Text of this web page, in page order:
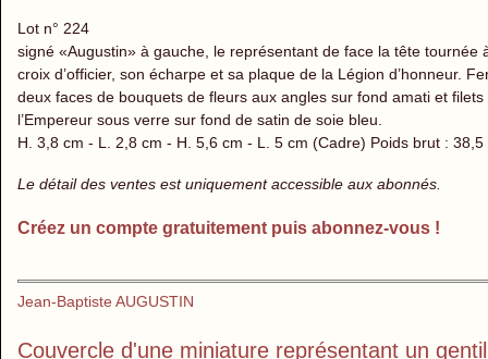
Lot n° 224
signé «Augustin» à gauche, le représentant de face la tête
croix d’officier, son écharpe et sa plaque de la Légion d’honneur.
deux faces de bouquets de fleurs aux angles sur fond amati et
l’Empereur sous verre sur fond de satin de soie bleu.
H. 3,8 cm - L. 2,8 cm - H. 5,6 cm - L. 5 cm (Cadre) Poids brut : 38,5
Le détail des ventes est uniquement accessible aux abonnés.
Créez un compte gratuitement puis abonnez-vous !
Jean-Baptiste AUGUSTIN
Couvercle d'une miniature représentant un